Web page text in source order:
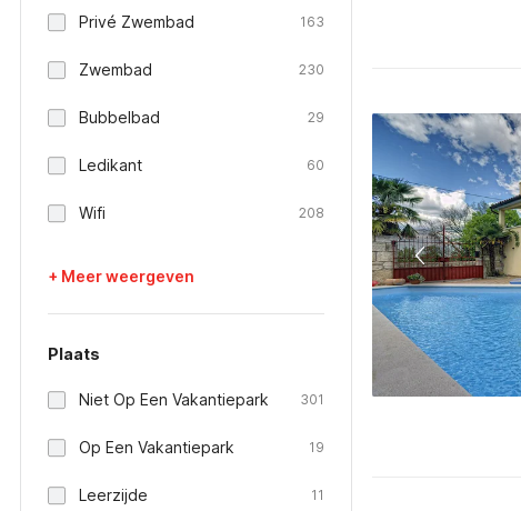
Privé Zwembad 163
Zwembad 230
Bubbelbad 29
Ledikant 60
Wifi 208
+ Meer weergeven
Plaats
Niet Op Een Vakantiepark 301
Op Een Vakantiepark 19
Leerzijde 11